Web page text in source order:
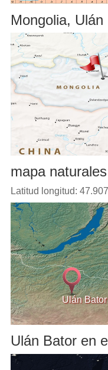
Mongolia,
mapa naturales
Latitud longitud:
Ulán Bator
Ulán Bator en